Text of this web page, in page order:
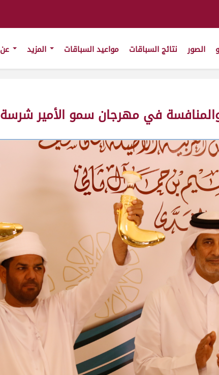
الصور نتائج السباقات مواعيد السباقات
والمنافسة في مهرجان سمو الأمير شرسة